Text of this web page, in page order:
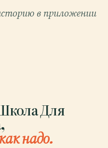
в приложении
Для
надо.